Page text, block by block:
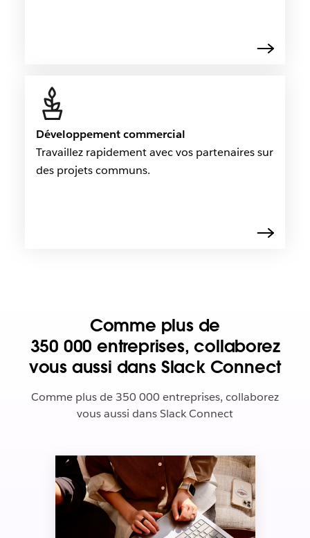
Développement commercial
Travaillez rapidement avec vos partenaires sur
des projets communs.
Comme plus de
350 000 entreprises, collaborez
vous aussi dans Slack Connect
Comme plus de 350 000 entreprises, collaborez
vous aussi dans Slack Connect